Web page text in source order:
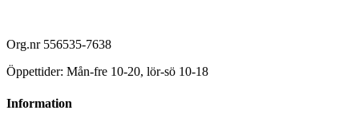
Org.nr 556535-7638
Öppettider: Mån-fre 10-20, lör-sö 10-18
Information